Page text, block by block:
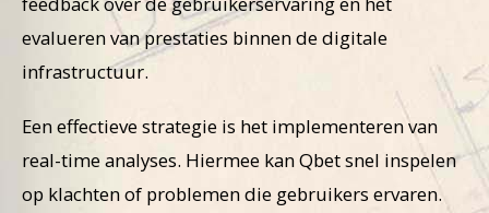
evalueren van prestaties binnen de digitale
infrastructuur.
Een effectieve strategie is het implementeren van
real-time analyses. Hiermee kan Qbet snel inspelen
op klachten of problemen die gebruikers ervaren.